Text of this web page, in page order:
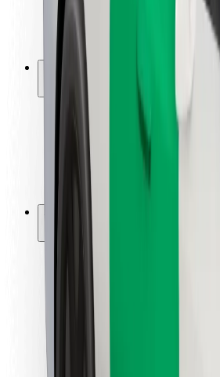
E-roller biztonság
Biztonsági részleg
Városok
Lokációk
Városi megoldások
Repülőtér
Bolt töltőállomások
Utasoknak
Sofőröknek
Ételfutároknak
Bolt Food
Flottapartnereknek